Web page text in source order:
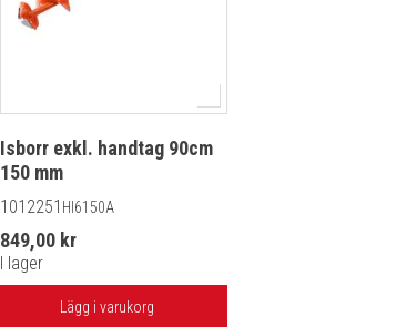
Isborr exkl. handtag 90cm
150 mm
1012251 HI6150A
849,00 kr
I lager
Lägg i varukorg